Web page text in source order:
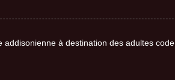
à destination des adultes